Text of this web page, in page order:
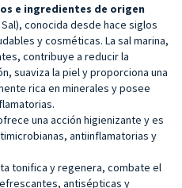
e ingredientes de origen
conocida desde hace siglos
y cosméticas. La sal marina,
contribuye a reducir la
suaviza la piel y proporciona una
rica en minerales y posee
una acción higienizante y es
antiinflamatorias y
tonifica y regenera, combate el
antisépticas y